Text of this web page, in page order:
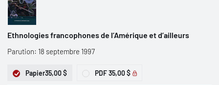
Ethnologies francophones de l’Amérique et d’ailleurs
Parution: 18 septembre 1997
Papier35,00 $ PDF 35,00 $